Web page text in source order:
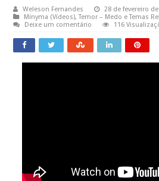
Weleson Fernandes
28 de fevereiro de
Mínyma (Vídeos),Temor – Medo e Temas
Deixe um comentário
116